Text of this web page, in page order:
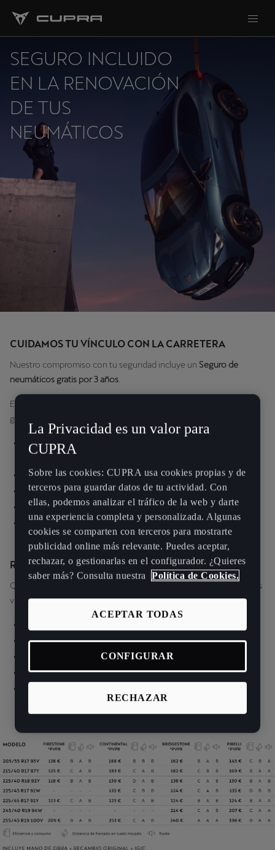
SEGURO INCLUIDO
EN LA RENOVACIÓN
DE TUS
NEUMÁTICOS
CUIDAMOS TU VÍNCULO CON LA CARRETERA
Nuestro compromiso con tu seguridad incluye un Seguro de
neumáticos gratis por 3 años
Este seguro está especialmente diseñado para complementar la
garantía del fabricante incluyendo las siguientes coberturas:
Tres años de garantía adicional desde la fecha de
Daños por introducción de objetos punzantes.
Daños por impacto contra el bordillo.
Daños realizados por terceras personas (vandalismo).
Cobertura de hasta el 100% del coste del neumático
según antigüedad.
REVISA PERIÓDICAMENTE TUS NEUMÁTICOS
Queremos evitar cualquier inconveniente ya que unos neumáticos
viejos o dañados:
Aumentan el consumo de combustible un 6%.
No pueden pasar la ITV.
Aumentan un 60% la distancia de frenado.
La Privacidad es un valor para
CUPRA
Sobre las cookies: CUPRA usa cookies propias y de
terceros para guardar datos de tu actividad. Con
ellas, podemos analizar el tráfico de la web y darte
una experiencia completa y personalizada. Algunas
cookies se comparten con terceros para mostrarte
publicidad online más relevante. Puedes aceptar,
rechazar, o gestionarlas en el configurador. ¿Quieres
saber más? Consulta nuestra
Política de Cookies.
RECHAZAR
ACEPTAR TODAS
CONFIGURAR